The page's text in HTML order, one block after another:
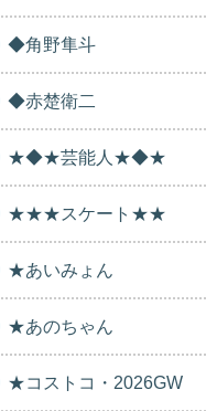
◆角野隼斗
◆赤楚衛二
★◆★芸能人★◆★
★★★スケート★★
★あいみょん
★あのちゃん
★コストコ・2026GW